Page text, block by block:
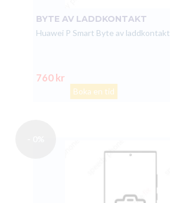
BYTE AV LADDKONTAKT
Huawei P Smart Byte av laddkontakt
760 kr
Boka en tid